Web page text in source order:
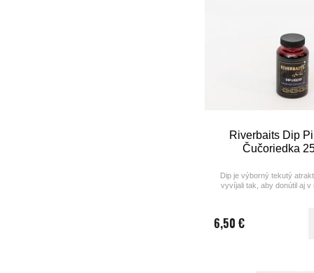
Riverbaits Dip
Čučoriedka
Dip je výborný tekutý
vyvíjali tak, aby donútil aj v
horúčavách keď kapre
6,50 €